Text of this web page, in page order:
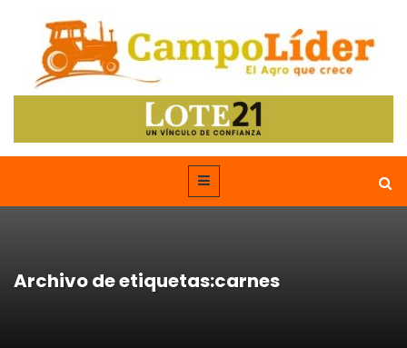
Archivo de etiquetas:carnes